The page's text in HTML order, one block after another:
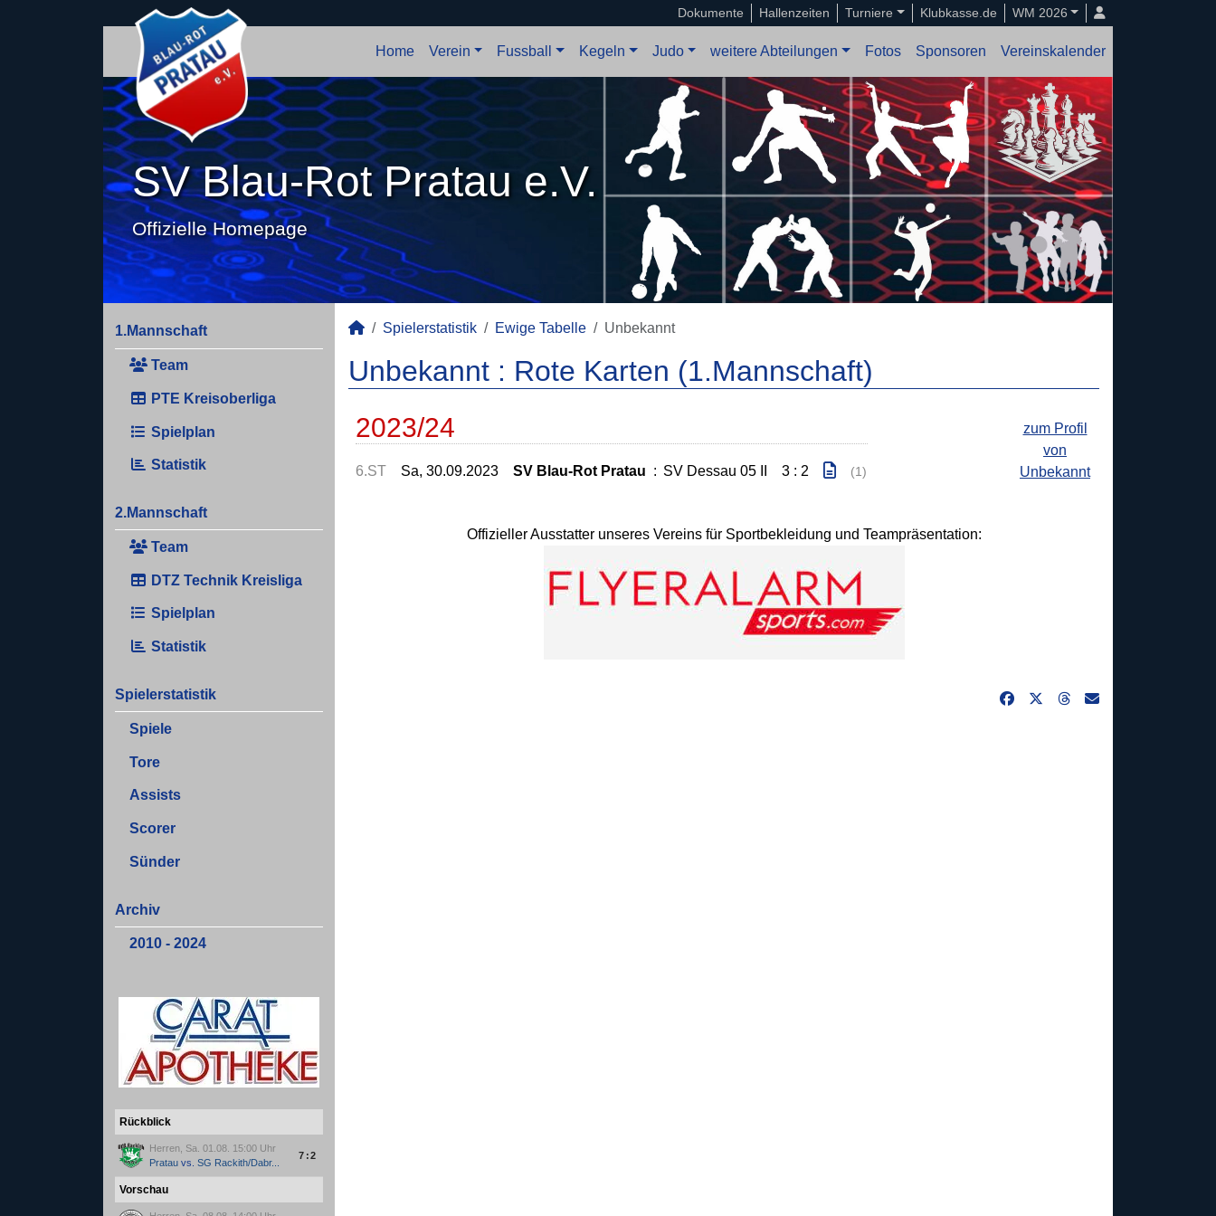
Dokumente Hallenzeiten Turniere Klubkasse.de WM 2026
Home Verein Fussball Kegeln Judo weitere Abteilungen Fotos Sponsoren Vereinskalender
SV Blau-Rot Pratau e.V.
Offizielle Homepage
1.Mannschaft
Team
PTE Kreisoberliga
Spielplan
Statistik
2.Mannschaft
Team
DTZ Technik Kreisliga
Spielplan
Statistik
Spielerstatistik
Spiele
Tore
Assists
Scorer
Sünder
Archiv
2010 - 2024
Rückblick
Herren, Sa. 01.08. 15:00 Uhr
Pratauvs. SG Rackith/Dabr...
7:2
Vorschau
Spielerstatistik Ewige Tabelle Unbekannt
Unbekannt : Rote Karten (1.Mannschaft)
zum Profil
von
Unbekannt
2023/24
6.ST Sa, 30.09.2023 SV Blau-Rot Pratau : SV Dessau 05 II 3 : 2 (1)
Offizieller Ausstatter unseres Vereins für Sportbekleidung und Teampräsentation: